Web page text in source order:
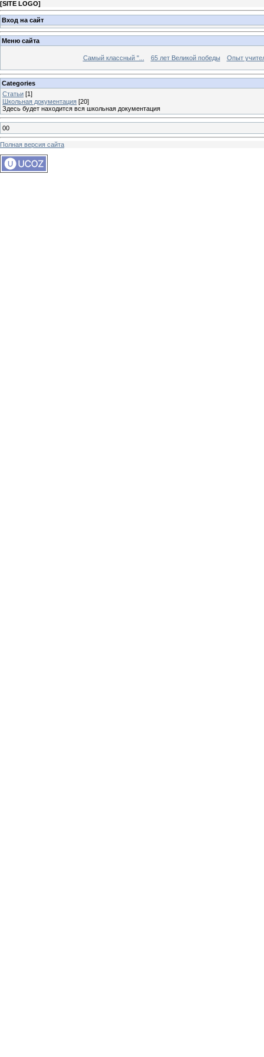
[SITE LOGO]
Вход на сайт
Меню сайта
Самый классный "... 65 лет Великой победы Опыт
Categories
Статьи [1]
Школьная документация [20]
Здесь будет находится вся школьная документация
00
Полная версия сайта